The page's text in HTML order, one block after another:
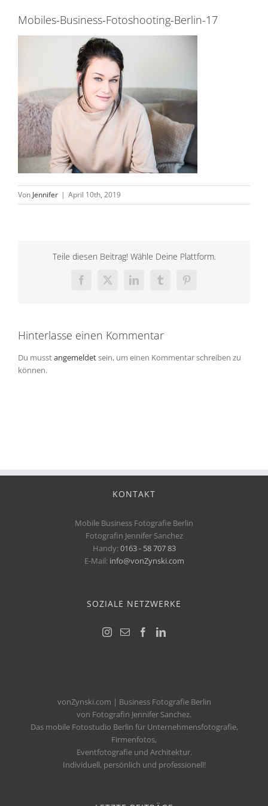
Mobiles-Business-Fotoshooting-Berlin-17
Von Jennifer | April 10th, 2019
Teile diesen Beitrag! Wähle Deine Plattform.
Facebook
X LinkedInTumblrPinterest
Hinterlasse einen Kommentar
Du musstangemeldetsein, um einen Kommentar schreiben zu
können.
KONTAKT
Mobile Business Fotografie Berlin
Fotografin Jennifer Sanchez
Handy:0163 - 58 707 83
E-Mail: info@vonZynski.com
SOZIALE NETZWERKE
vonZynski.com | Business Fotografie Berlin
von Fotografin Jennifer Sanchez.
Das mobile Fotostudio Berlin für Unternehmensfotografie,
Firmenfotos,
Eventfotografie und Architektur.
Individuell, persönlich und professionell!